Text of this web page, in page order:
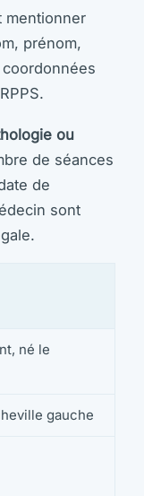
mentionner
prénom,
ou
de séances
de
sont
né le
gauche